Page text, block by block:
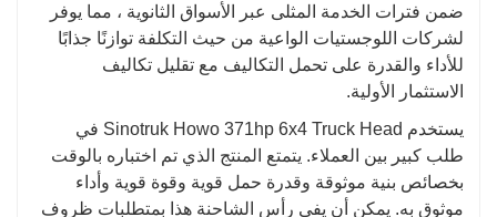
ضمن فترات الخدمة المثلى عبر الأسواق الثانوية ، مما يوفر
لشركات اللوجستيات الواعية من حيث التكلفة توازنًا جذابًا
للأداء والقدرة على تحمل التكاليف مع تقليل تكاليف
الاستثمار الأولية.
يستخدم Sinotruk Howo 371hp 6x4 Truck Head في
طلب كبير بين العملاء. يتمتع المنتج الذي تم اختباره بالوقت
بخصائص بنية موثوقة وقدرة حمل قوية وقوة قوية وأداء
موثوق به. يمكن أن يفي رأس الشاحنة هذا بمتطلبات ظروف